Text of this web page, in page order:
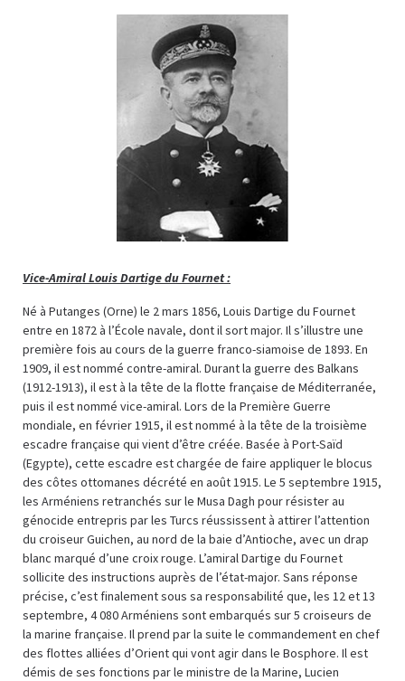
Vice-Amiral Louis Dartige du Fournet :
Né à Putanges (Orne) le 2 mars 1856, Louis Dartige du Fournet
entre en 1872 à l’École navale, dont il sort major. Il s’illustre une
première fois au cours de la guerre franco-siamoise de 1893. En
1909, il est nommé contre-amiral. Durant la guerre des Balkans
(1912-1913), il est à la tête de la flotte française de Méditerranée,
puis il est nommé vice-amiral. Lors de la Première Guerre
mondiale, en février 1915, il est nommé à la tête de la troisième
escadre française qui vient d’être créée. Basée à Port-Saïd
(Egypte), cette escadre est chargée de faire appliquer le blocus
des côtes ottomanes décrété en août 1915. Le 5 septembre 1915,
les Arméniens retranchés sur le Musa Dagh pour résister au
génocide entrepris par les Turcs réussissent à attirer l’attention
du croiseur Guichen, au nord de la baie d’Antioche, avec un drap
blanc marqué d’une croix rouge. L’amiral Dartige du Fournet
sollicite des instructions auprès de l’état-major. Sans réponse
précise, c’est finalement sous sa responsabilité que, les 12 et 13
septembre, 4 080 Arméniens sont embarqués sur 5 croiseurs de
la marine française. Il prend par la suite le commandement en chef
des flottes alliées d’Orient qui vont agir dans le Bosphore. Il est
démis de ses fonctions par le ministre de la Marine, Lucien